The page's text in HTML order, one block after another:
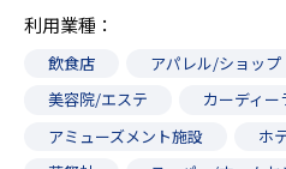
利用業種
飲食店 アパレル/ショップ
美容院/エステ
カーディー
アミューズメント施設
ホ